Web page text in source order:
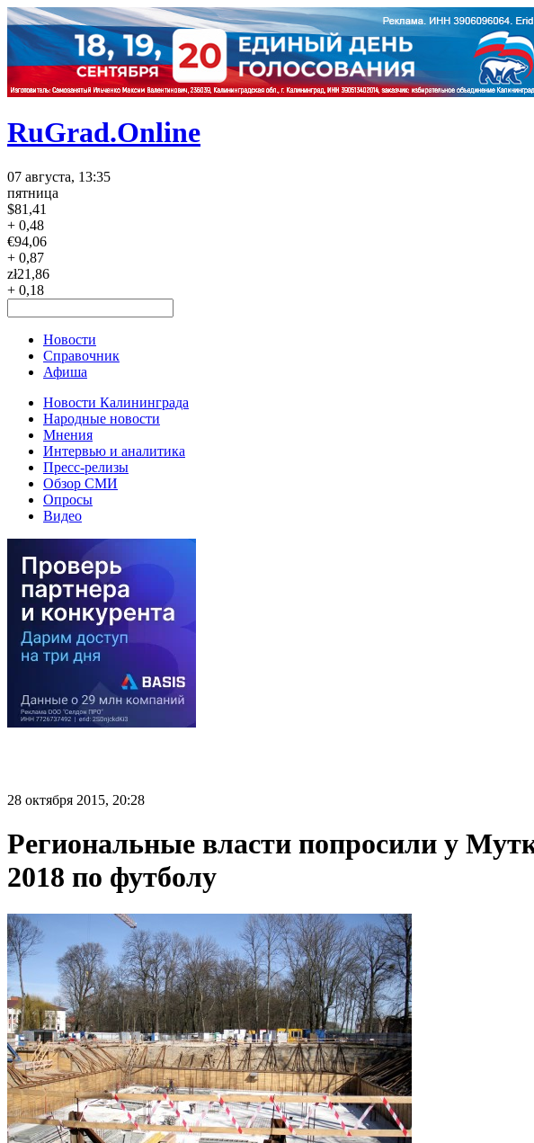
RuGrad.Online
07 августа, 13:35
пятница
$81,41
+ 0,48
€94,06
+ 0,87
zł21,86
+ 0,18
Новости
Справочник
Афиша
Новости Калининграда
Народные новости
Мнения
Интервью и аналитика
Пресс-релизы
Обзор СМИ
Опросы
Видео
28 октября 2015, 20:28
Региональные власти попросили у
2018 по футболу